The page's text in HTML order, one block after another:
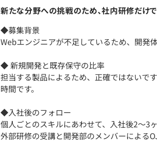
新たな分野への挑戦のため、社内研修だけ
◆募集背景
Webエンジニアが不足しているため、開発
◆ 新規開発と既存保守の比率
担当する製品によるため、正確ではないで
時間です。
◆入社後のフォロー
個人ごとのスキルにあわせて、入社後2～3
外部研修の受講と開発部のメンバーによる